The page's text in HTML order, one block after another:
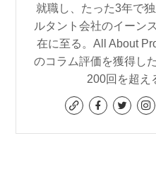
就職し、たった3年で
ルタント会社のイーン
在に至る。All About
のコラム評価を獲得し
200回を超え